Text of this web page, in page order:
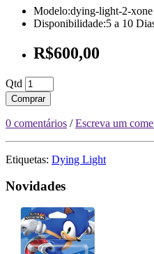
Modelo:dying-light-2-xone
Disponibilidade:5 a 10
R$600,00
Qtd
Comprar
0 comentários /Escreva um
Etiquetas: Dying Light
Novidades